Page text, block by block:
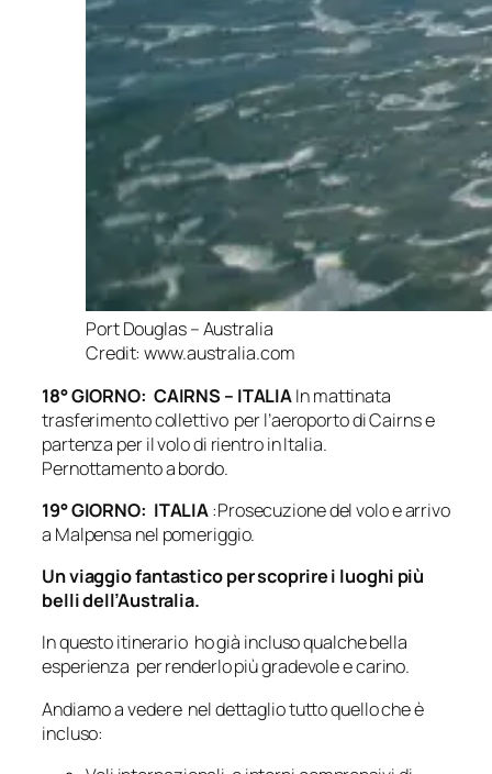
Port Douglas – Australia
Credit: www.australia.com
18° GIORNO: CAIRNS – ITALIAIn mattinata
trasferimento collettivo per l’aeroporto di Cairns e
partenza per il volo di rientro in Italia.
Pernottamento a bordo.
19° GIORNO: ITALIA:Prosecuzione del volo e arrivo
a Malpensa nel pomeriggio.
Un viaggio fantastico per scoprire i luoghi più
belli dell’Australia.
In questo itinerario ho già incluso qualche bella
esperienza per renderlo più gradevole e carino.
Andiamo a vedere nel dettaglio tutto quello che è
incluso: